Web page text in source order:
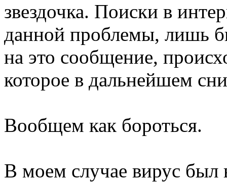
звездочка. Поиски в
данной проблемы, лишь
на это сообщение,
которое в дальнейшем
Вообщем как бороться.
В моем случае вирус